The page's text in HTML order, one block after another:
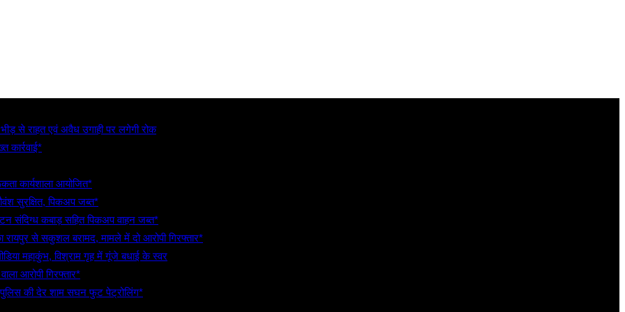
से राहत एवं अवैध उगाही पर लगेगी रोक
कार्रवाई*
कार्यशाला आयोजित*
सुरक्षित, पिकअप जब्त*
संदिग्ध कबाड़ सहित पिकअप वाहन जब्त*
से सकुशल बरामद, मामले में दो आरोपी गिरफ्तार*
महाकुंभ, विश्राम गृह में गूंजे बधाई के स्वर
आरोपी गिरफ्तार*
पुलिस की देर शाम सघन फुट पेट्रोलिंग*